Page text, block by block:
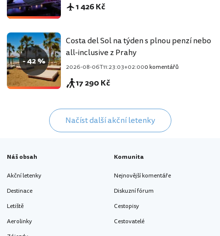
1 426 Kč
- 42 %
Costa del Sol na týden s plnou penzí nebo
all-inclusive z Prahy
2026-08-06T11:23:03+02:000 komentářů
17 290 Kč
Načíst další akční letenky
Náš obsah
Akční letenky
Destinace
Letiště
Aerolinky
Komunita
Nejnovější komentáře
Diskuzní fórum
Cestopisy
Cestovatelé